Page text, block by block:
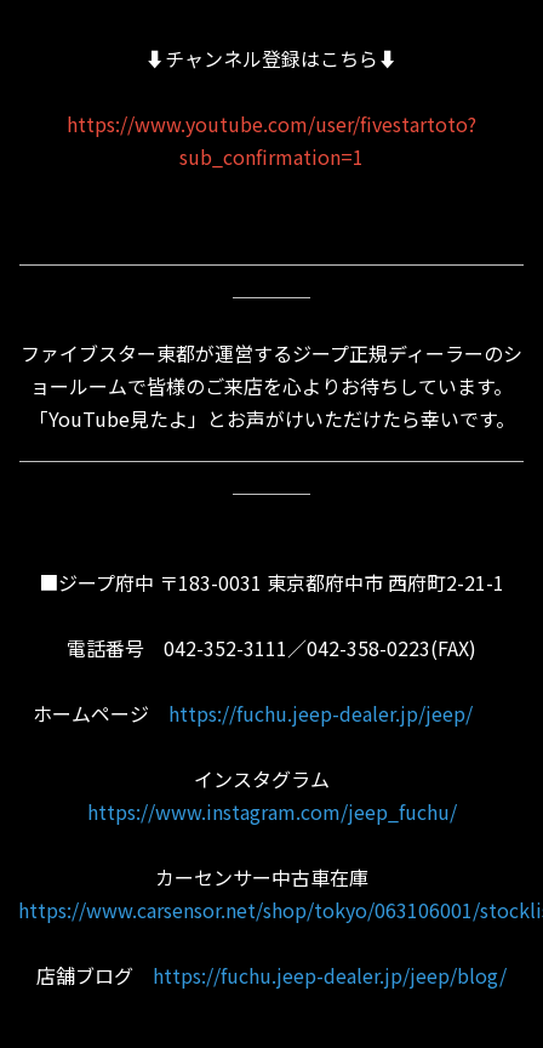
⬇︎チャンネル登録はこちら⬇︎
https://www.youtube.com/user/fivestartoto?
sub_confirmation=1
ファイブスター東都が運営するジープ正規ディーラーのシ
ョールームで皆様のご来店を心よりお待ちしています。
「YouTube見たよ」とお声がけいただけたら幸いです。
■ジープ府中 〒183-0031 東京都府中市 西府町2-21-1
電話番号 042-352-3111／042-358-0223(FAX)
ホームページ https://fuchu.jeep-dealer.jp/jeep/
インスタグラム
https://www.instagram.com/jeep_fuchu/
カーセンサー中古車在庫
https://www.carsensor.net/shop/tokyo/063106001/
店舗ブログ https://fuchu.jeep-dealer.jp/jeep/blog/